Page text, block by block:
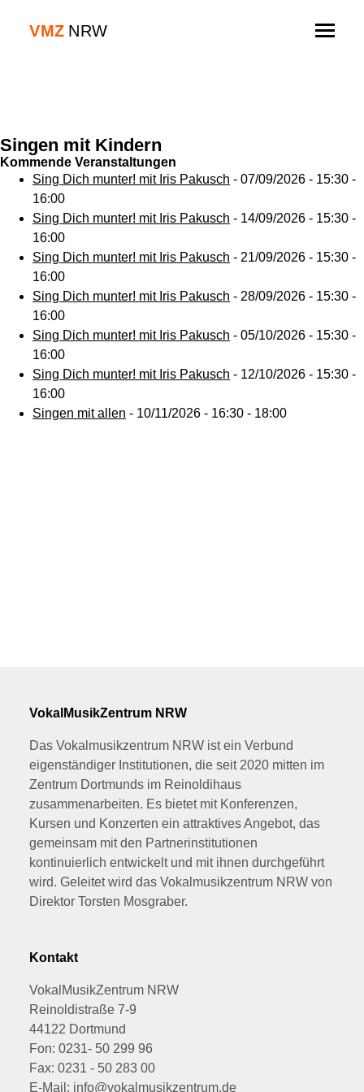
VMZ NRW
Singen mit Kindern
Kommende Veranstaltungen
Sing Dich munter! mit Iris Pakusch - 07/09/2026 - 15:30 -
16:00
Sing Dich munter! mit Iris Pakusch - 14/09/2026 - 15:30 -
16:00
Sing Dich munter! mit Iris Pakusch - 21/09/2026 - 15:30 -
16:00
Sing Dich munter! mit Iris Pakusch - 28/09/2026 - 15:30 -
16:00
Sing Dich munter! mit Iris Pakusch - 05/10/2026 - 15:30 -
16:00
Sing Dich munter! mit Iris Pakusch - 12/10/2026 - 15:30 -
16:00
Singen mit allen - 10/11/2026 - 16:30 - 18:00
VokalMusikZentrum NRW
Das Vokalmusikzentrum NRW ist ein Verbund
eigenständiger Institutionen, die seit 2020 mitten im
Zentrum Dortmunds im Reinoldihaus
zusammenarbeiten. Es bietet mit Konferenzen,
Kursen und Konzerten ein attraktives Angebot, das
gemeinsam mit den Partnerinstitutionen
kontinuierlich entwickelt und mit ihnen durchgeführt
wird. Geleitet wird das Vokalmusikzentrum NRW von
Direktor Torsten Mosgraber.
Kontakt
VokalMusikZentrum NRW
Reinoldistraße 7-9
44122 Dortmund
Fon: 0231- 50 299 96
Fax: 0231 - 50 283 00
E-Mail: info@vokalmusikzentrum.de